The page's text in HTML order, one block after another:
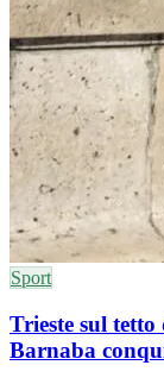
Sport
Trieste sul
Barnaba